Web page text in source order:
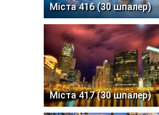
Міста 416 (30 шпалер)
Міста 417 (30 шпалер)